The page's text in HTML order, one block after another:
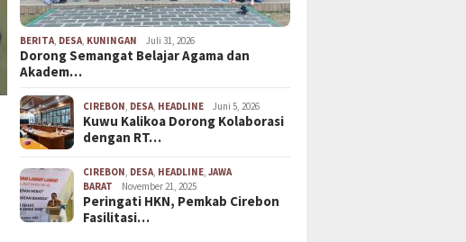
BERITA, DESA, KUNINGAN Juli 31, 2026
Dorong Semangat Belajar Agama dan
Akadem…
CIREBON, DESA, HEADLINE Juni 5, 2026
Kuwu Kalikoa Dorong Kolaborasi
dengan RT…
CIREBON, DESA, HEADLINE,JAWA
BARAT
November 21, 2025
Peringati HKN, Pemkab Cirebon
Fasilitasi…